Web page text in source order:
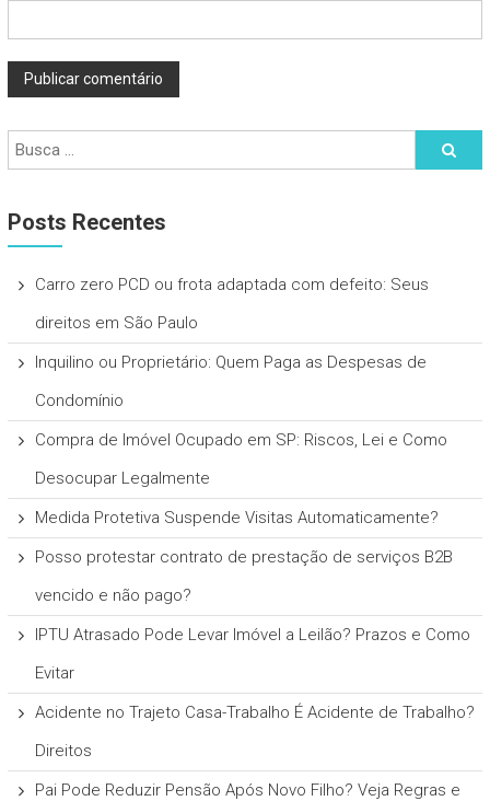
Posts Recentes
Carro zero PCD ou frota adaptada com defeito: Seus
direitos em São Paulo
Inquilino ou Proprietário: Quem Paga as Despesas de
Condomínio
Compra de Imóvel Ocupado em SP: Riscos, Lei e Como
Desocupar Legalmente
Medida Protetiva Suspende Visitas Automaticamente?
Posso protestar contrato de prestação de serviços B2B
vencido e não pago?
IPTU Atrasado Pode Levar Imóvel a Leilão? Prazos e Como
Evitar
Acidente no Trajeto Casa-Trabalho É Acidente de Trabalho?
Direitos
Pai Pode Reduzir Pensão Após Novo Filho? Veja Regras e